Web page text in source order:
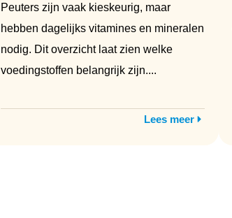
Peuters zijn vaak kieskeurig, maar
hebben dagelijks vitamines en mineralen
nodig. Dit overzicht laat zien welke
voedingstoffen belangrijk zijn....
Lees meer